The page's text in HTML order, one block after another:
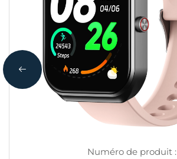
Numéro de produit :